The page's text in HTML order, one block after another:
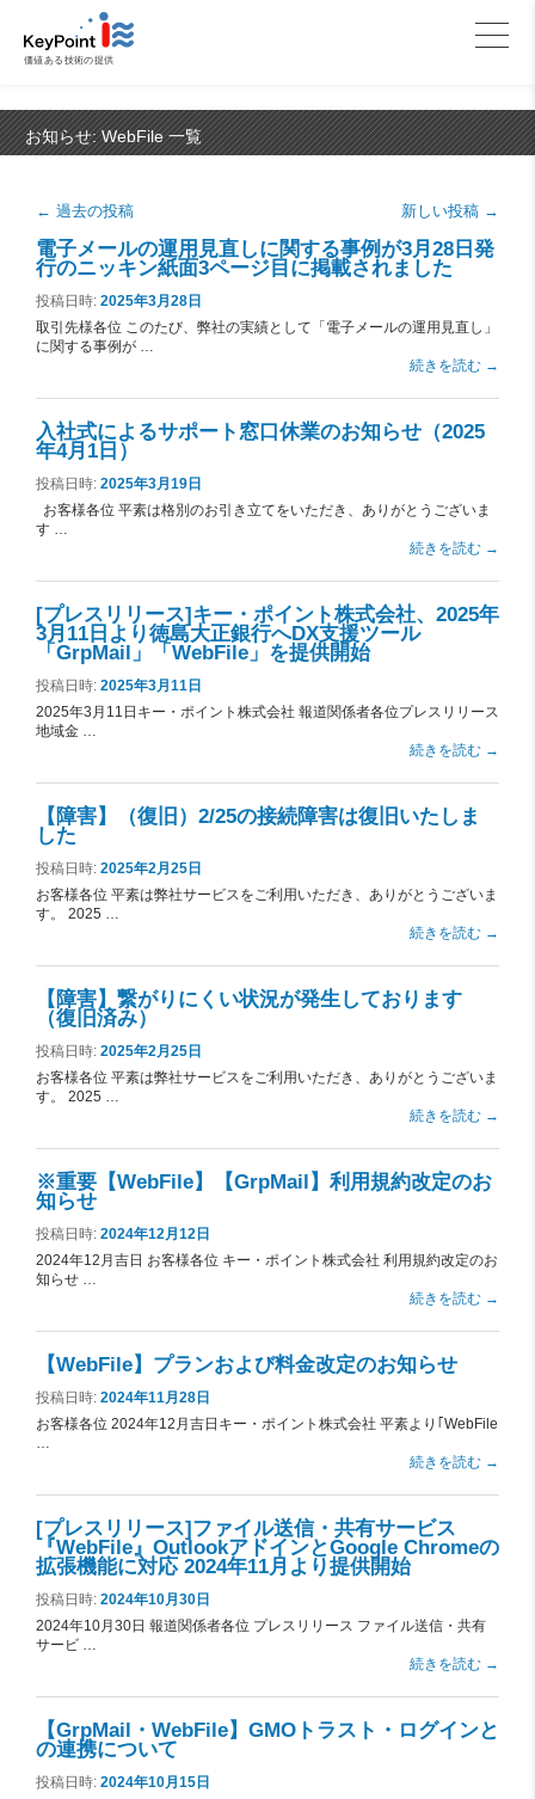
価値ある技術の提供
お知らせ:WebFile一覧
投稿ナビゲーション
← 過去の投稿 新しい投稿 →
電子メールの運用見直しに関する事例が3月28日発
行のニッキン紙面3ページ目に掲載されました
投稿日時: 2025年3月28日
取引先様各位 このたび、弊社の実績として「電子メールの運用見直し」
に関する事例が …
続きを読む →
入社式によるサポート窓口休業のお知らせ（2025
年4月1日）
投稿日時: 2025年3月19日
お客様各位 平素は格別のお引き立てをいただき、ありがとうございま
す …
続きを読む →
[プレスリリース]キー・ポイント株式会社、2025年
3月11日より徳島大正銀行へDX支援ツール
「GrpMail」「WebFile」を提供開始
投稿日時: 2025年3月11日
2025年3月11日キー・ポイント株式会社 報道関係者各位プレスリリース
地域金 …
続きを読む →
【障害】（復旧）2/25の接続障害は復旧いたしま
した
投稿日時: 2025年2月25日
お客様各位 平素は弊社サービスをご利用いただき、ありがとうございま
す。 2025 …
続きを読む →
【障害】繋がりにくい状況が発生しております
（復旧済み）
投稿日時: 2025年2月25日
お客様各位 平素は弊社サービスをご利用いただき、ありがとうございま
す。 2025 …
続きを読む →
※重要【WebFile】【GrpMail】利用規約改定のお
知らせ
投稿日時: 2024年12月12日
2024年12月吉日 お客様各位 キー・ポイント株式会社 利用規約改定のお
知らせ …
続きを読む →
【WebFile】プランおよび料金改定のお知らせ
投稿日時: 2024年11月28日
お客様各位 2024年12月吉日キー・ポイント株式会社 平素より｢WebFile
続きを読む →
[プレスリリース]ファイル送信・共有サービス
『WebFile』OutlookアドインとGoogle Chromeの
拡張機能に対応 2024年11月より提供開始
投稿日時: 2024年10月30日
2024年10月30日 報道関係者各位 プレスリリース ファイル送信・共有
サービ …
続きを読む →
【GrpMail・WebFile】GMOトラスト・ログインと
の連携について
投稿日時: 2024年10月15日